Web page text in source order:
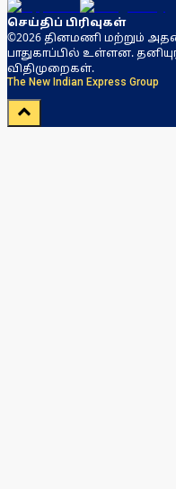
செய்திப் பிரிவுகள்
©2026 தினமணி மற்றும்
பாதுகாப்பில் உள்ளன.
விதிமுறைகள்.
The New Indian Express Group